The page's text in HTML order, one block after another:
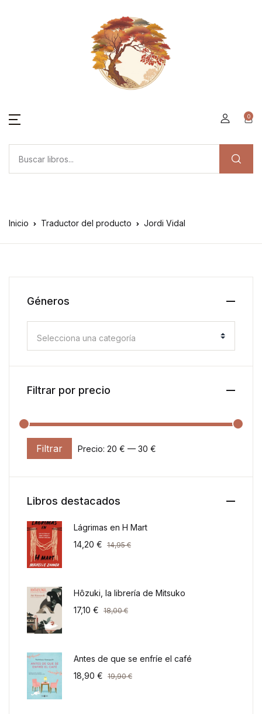
0
Inicio Traductor del producto Jordi Vidal
Géneros
Selecciona una categoría
Filtrar por precio
Precio mínimo
Precio máximo
Filtrar Precio: 20 € — 30 €
Libros destacados
Lágrimas en H Mart
14,20 € 14,95€
Hôzuki, la librería de Mitsuko
17,10 € 18,00€
Antes de que se enfríe el café
18,90 € 19,90€